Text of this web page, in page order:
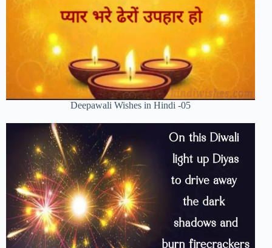
Deepawali Wishes in Hindi -05